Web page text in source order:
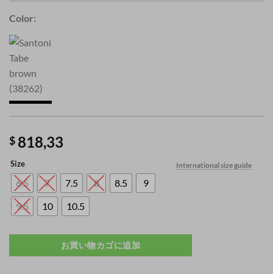
Color:
$ 818,33
International size guide
Size
6.5 7 7.5 8 8.5
9
9.5
10 10.5
お買い物カゴに追加